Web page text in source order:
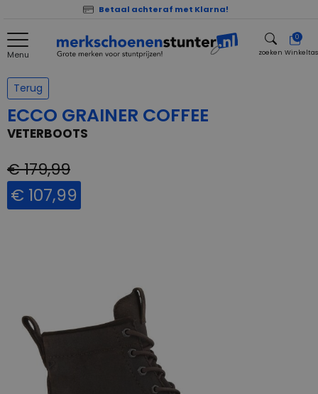
Betaal achteraf met Klarna!
Menu zoeken
0
Winkeltas
Terug
ECCO GRAINER COFFEE
VETERBOOTS
€ 179,99
€ 107,99